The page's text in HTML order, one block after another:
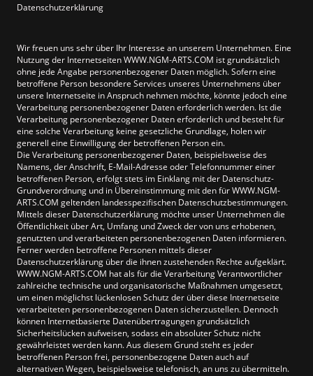
Datenschutzerklärung
Wir freuen uns sehr über Ihr Interesse an unserem Unternehmen. Eine
Nutzung der Internetseiten WWW.NGM-ARTS.COM ist grundsätzlich
ohne jede Angabe personenbezogener Daten möglich. Sofern eine
betroffene Person besondere Services unseres Unternehmens über
unsere Internetseite in Anspruch nehmen möchte, könnte jedoch eine
Verarbeitung personenbezogener Daten erforderlich werden. Ist die
Verarbeitung personenbezogener Daten erforderlich und besteht für
eine solche Verarbeitung keine gesetzliche Grundlage, holen wir
generell eine Einwilligung der betroffenen Person ein.
Die Verarbeitung personenbezogener Daten, beispielsweise des
Namens, der Anschrift, E-Mail-Adresse oder Telefonnummer einer
betroffenen Person, erfolgt stets im Einklang mit der Datenschutz-
Grundverordnung und in Übereinstimmung mit den für WWW.NGM-
ARTS.COM geltenden landesspezifischen Datenschutzbestimmungen.
Mittels dieser Datenschutzerklärung möchte unser Unternehmen die
Öffentlichkeit über Art, Umfang und Zweck der von uns erhobenen,
genutzten und verarbeiteten personenbezogenen Daten informieren.
Ferner werden betroffene Personen mittels dieser
Datenschutzerklärung über die ihnen zustehenden Rechte aufgeklärt.
WWW.NGM-ARTS.COM hat als für die Verarbeitung Verantwortlicher
zahlreiche technische und organisatorische Maßnahmen umgesetzt,
um einen möglichst lückenlosen Schutz der über diese Internetseite
verarbeiteten personenbezogenen Daten sicherzustellen. Dennoch
können Internetbasierte Datenübertragungen grundsätzlich
Sicherheitslücken aufweisen, sodass ein absoluter Schutz nicht
gewährleistet werden kann. Aus diesem Grund steht es jeder
betroffenen Person frei, personenbezogene Daten auch auf
alternativen Wegen, beispielsweise telefonisch, an uns zu übermitteln.